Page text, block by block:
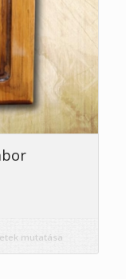
mutatása